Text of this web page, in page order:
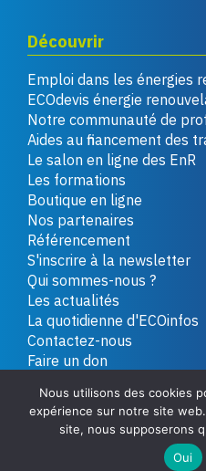
Découvrir
Emploi dans les énergies
ECOdevis énergie
Notre communauté de
Aides au financement des
Le salon en ligne des EnR
Les formations
Boutique en ligne
Nos partenaires
Référencement
S'inscrire à la newsletter
Qui sommes-nous ?
Les actualités
La quotidienne d'ECOinfos
Contactez-nous
Faire un don
Copyright 2026 - Tous
Conditions générales
Nous utilisons des cookies
expérience sur notre site
site, nous supposerons
Oui